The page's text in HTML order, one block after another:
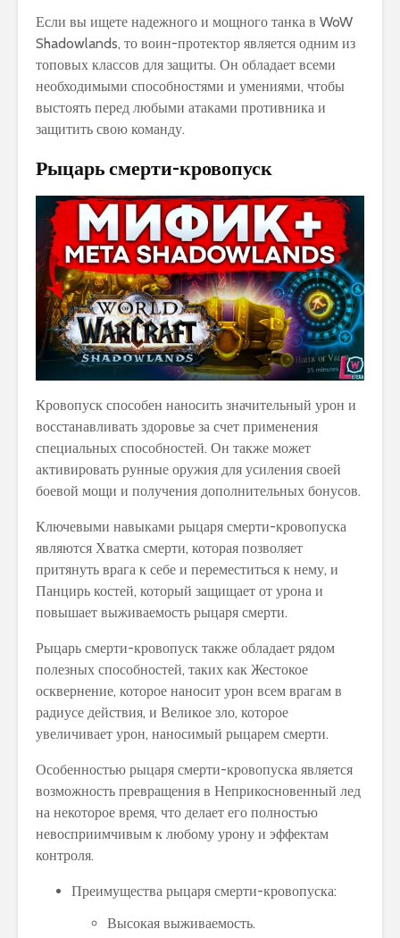
Если вы ищете надежного и мощного танка в WoW
Shadowlands, то воин-протектор является одним из
топовых классов для защиты. Он обладает всеми
необходимыми способностями и умениями, чтобы
выстоять перед любыми атаками противника и
защитить свою команду.
Рыцарь смерти-кровопуск
Кровопуск способен наносить значительный урон и
восстанавливать здоровье за счет применения
специальных способностей. Он также может
активировать рунные оружия для усиления своей
боевой мощи и получения дополнительных бонусов.
Ключевыми навыками рыцаря смерти-кровопуска
являются Хватка смерти, которая позволяет
притянуть врага к себе и переместиться к нему, и
Панцирь костей, который защищает от урона и
повышает выживаемость рыцаря смерти.
Рыцарь смерти-кровопуск также обладает рядом
полезных способностей, таких как Жестокое
осквернение, которое наносит урон всем врагам в
радиусе действия, и Великое зло, которое
увеличивает урон, наносимый рыцарем смерти.
Особенностью рыцаря смерти-кровопуска является
возможность превращения в Неприкосновенный лед
на некоторое время, что делает его полностью
невосприимчивым к любому урону и эффектам
контроля.
Преимущества рыцаря смерти-кровопуска:
Высокая выживаемость.